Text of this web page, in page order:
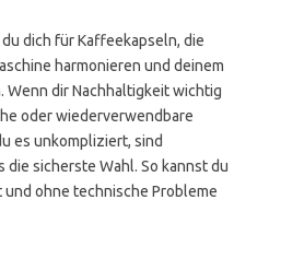
dich für Kaffeekapseln, die
harmonieren und deinem
Wenn dir Nachhaltigkeit wichtig
oder wiederverwendbare
es unkompliziert, sind
sicherste Wahl. So kannst du
ohne technische Probleme